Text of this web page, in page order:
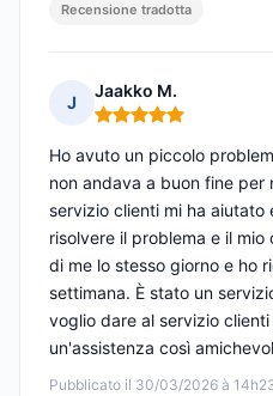
Recensione tradotta
J
Jaakko M.
Nota: 5 su 5
Pubblicato il 30/03/2026 à
Ho avuto un piccolo
non andava a buon fine per
servizio clienti mi ha
risolvere il problema e il
di me lo stesso giorno e ho
settimana. È stato un
voglio dare al servizio
un'assistenza così